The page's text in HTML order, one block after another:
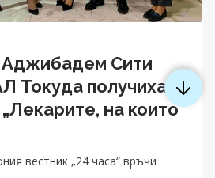
Аджибадем Сити
Токуда получиха
на които
вестник „24 часа“ връчи